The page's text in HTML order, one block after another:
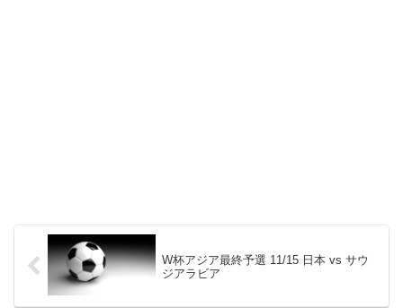
W杯アジア最終予選 11/15 日本 vs サウ
ジアラビア